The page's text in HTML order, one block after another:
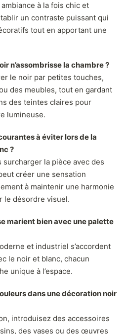
à la fois chic et
un contraste puissant qui
tout en apportant une
n’assombrisse la chambre ?
le noir par petites touches,
des meubles, tout en gardant
des teintes claires pour
lumineuse.
à éviter lors de la
?
la pièce avec des
créer une sensation
à maintenir une harmonie
le désordre visuel.
marient bien avec une palette
et industriel s’accordent
le noir et blanc, chacun
unique à l’espace.
dans une décoration noir
introduisez des accessoires
des vases ou des œuvres